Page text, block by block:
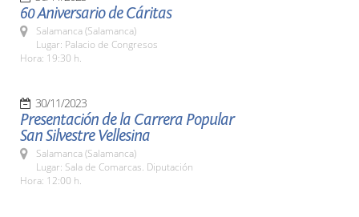
60 Aniversario de Cáritas
Salamanca (Salamanca)
Lugar: Palacio de Congresos
Hora: 19:30 h.
30/11/2023
Presentación de la Carrera Popular
San Silvestre Vellesina
Salamanca (Salamanca)
Lugar: Sala de Comarcas. Diputación
Hora: 12:00 h.